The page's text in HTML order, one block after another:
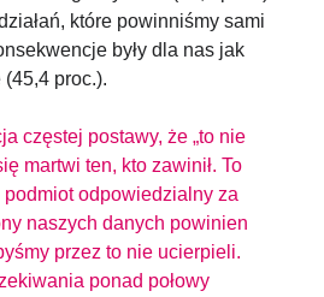
które powinniśmy sami
były dla nas jak
proc.).
częstej postawy, że „to nie
martwi ten, kto zawinił. To
odpowiedzialny za
naszych danych powinien
przez to nie ucierpieli.
ponad połowy